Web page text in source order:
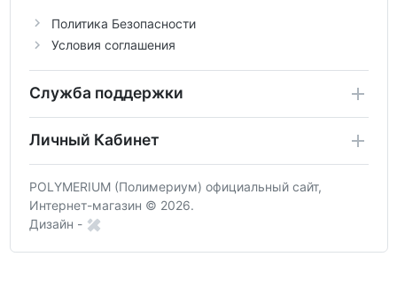
Политика Безопасности
Условия соглашения
Служба поддержки
Личный Кабинет
POLYMERIUM (Полимериум) официальный сайт,
Интернет-магазин © 2026.
Дизайн -